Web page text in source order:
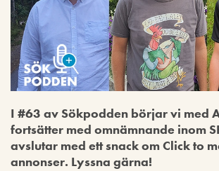
I #63 av Sökpodden börjar vi med
fortsätter med omnämnande inom
avslutar med ett snack om Click to
annonser. Lyssna gärna!